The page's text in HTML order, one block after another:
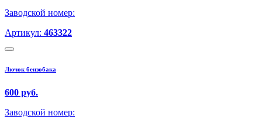
Заводской номер:
Артикул: 463322
Лючок бензобака
600 руб.
Заводской номер: